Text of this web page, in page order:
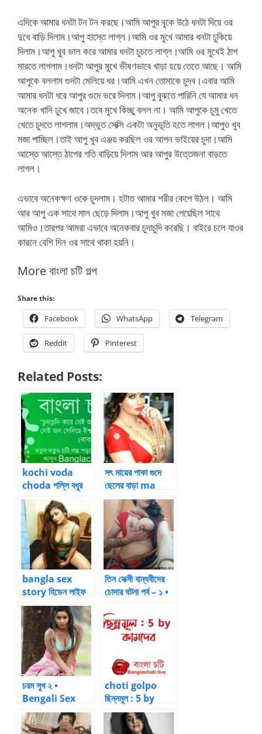
এদিকে আমার ধনটা টন টন করছে।আমি আপুর বুকে উঠে ধনটা দিয়ে ওর
দুধে বাড়ি দিলাম।আপু হাস্তে লাগ্ল।আমি ওর মুখে আমার ধনটা ঢুকিয়ে
দিলাম।আপু খুব ভাল করে আমার ধনটা চুচতে লাগ্ল।আমি ওর মুখেই ঠাপ
মারতে লাগলাম।ধনটা আপুর মুখে ভীষণভাবে খাড়া হয়ে তেতে আছে। আমি
আপুকে বললাম গুদটা মেলিয়ে ধর।আমি এখন তোমাকে চুদব।এবার আমি
আমার ধনটা ধরে আপুর গুদে ভরে দিলাম।আপু বুঝতে পারিনি যে আমার ধন
অনেক খানি ঢুখে জাবে।তবে মুখে কিচ্ছু বলল না। আমি আপুকে চুমু খেতে
খেতে চুদতে লাগলাম।অদ্ভুত সেক্সি একটা অনুভূতি হতে লাগল।আপুও খুব
মজা পাচ্ছিল।তাই আপু খুব এঞ্জয় করছিল ওর আপন ভাইয়ের চুদা।আমি
আস্তে আস্তে ঠাপের গতি বাড়িয়ে দিলাম আর আপুর উত্তেজনা বাড়তে
লাগল।
এভাবে অনেকক্ষণ ওকে চুদলাম। হটাত আমার শরীর কেপে উঠল। আমি
আর আপু এক সাথে মাল ছেড়ে দিলাম।আপু খুব মজা পেয়েছিল সাথে
আমিও।তারপর আমরা এভাবে অনেকবার চুদাচুদি করেছি। বাইরে চলে যাওর
কারনে বেশি দিন ওর সাথে থাকা হয়নি।
More বাংলা চটি গল্প
Share this:
Facebook WhatsApp Telegram
Reddit Pinterest
Related Posts:
kochi voda
choda পল্লি বধুর
চোদন কাহিনি – 14
by Kanizhaque
সৎ মায়ের পাকা গুদে
ছেলের বাড়া ma
chele choti
bangla sex
story হিডেন লাইফ
অফ এ ফাদার – ০2
by বীর্যবাহাদুর
তিন সেক্সী বান্ধবীদের
চোদার ঘটনা পর্ব – ১ •
Stories
চরম সুখ ২ •
Bengali Sex
Stories
choti golpo
ছিন্নমূল : 5 by
কামদেব